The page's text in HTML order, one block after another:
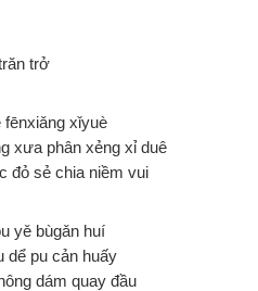
trở
fēnxiǎng xǐyuè
xưa phân xẻng xỉ duê
đỏ sẻ chia niềm vui
yě bùgǎn huí
dể pu cản huấy
dám quay đầu